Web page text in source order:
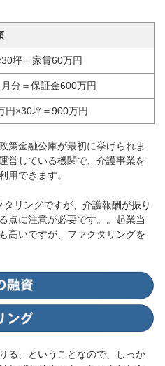
坪＝家賃60万円
分＝保証金600万円
円×30坪＝900万円
策金融公庫が最初に挙げられま
営している機関で、介護事業を
用できます。
リングですが、介護報酬が振り
点に注意が必要です。。起業当
高いですが、ファクタリングを
る、ということなので、しっか